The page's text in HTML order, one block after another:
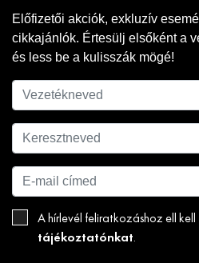
Előfizetői akciók, exkluzív
cikkajánlók. Értesülj elsőként a
és less be a kulisszák mögé!
A hírlevél feliratkozáshoz ell
tájékoztatónkat.